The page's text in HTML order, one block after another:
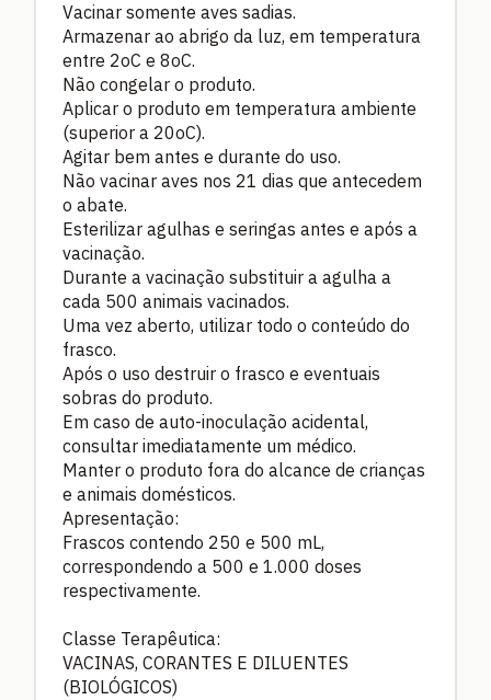
Vacinar somente aves sadias.
Armazenar ao abrigo da luz, em temperatura
entre 2oC e 8oC.
Não congelar o produto.
Aplicar o produto em temperatura ambiente
(superior a 20oC).
Agitar bem antes e durante do uso.
Não vacinar aves nos 21 dias que antecedem
o abate.
Esterilizar agulhas e seringas antes e após a
vacinação.
Durante a vacinação substituir a agulha a
cada 500 animais vacinados.
Uma vez aberto, utilizar todo o conteúdo do
frasco.
Após o uso destruir o frasco e eventuais
sobras do produto.
Em caso de auto-inoculação acidental,
consultar imediatamente um médico.
Manter o produto fora do alcance de crianças
e animais domésticos.
Apresentação:
Frascos contendo 250 e 500 mL,
correspondendo a 500 e 1.000 doses
respectivamente.
Classe Terapêutica:
VACINAS, CORANTES E DILUENTES
(BIOLÓGICOS)